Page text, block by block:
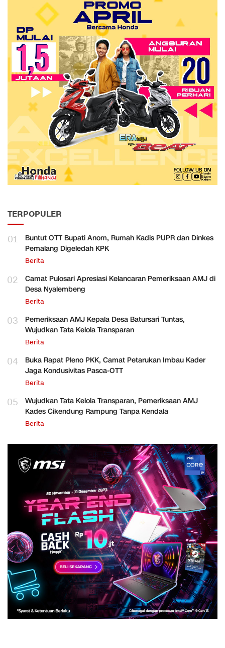
TERPOPULER
01
Buntut OTT Bupati Anom, Rumah Kadis PUPR dan Dinkes
Pemalang Digeledah KPK
Berita
02
Camat Pulosari Apresiasi Kelancaran Pemeriksaan AMJ di
Desa Nyalembeng
Berita
03
Pemeriksaan AMJ Kepala Desa Batursari Tuntas,
Wujudkan Tata Kelola Transparan
Berita
04
Buka Rapat Pleno PKK, Camat Petarukan Imbau Kader
Jaga Kondusivitas Pasca-OTT
Berita
05
Wujudkan Tata Kelola Transparan, Pemeriksaan AMJ
Kades Cikendung Rampung Tanpa Kendala
Berita